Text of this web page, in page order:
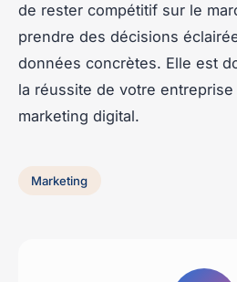
de rester compétitif sur le
prendre des décisions
données concrètes. Elle est
la réussite de votre
marketing digital.
Marketing